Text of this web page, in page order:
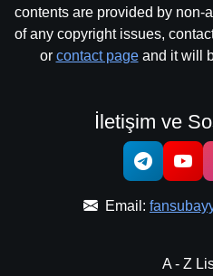
contents are provided by non-
of any copyright issues,
or contact pageand it will
İletişim ve
Email:
A - Z